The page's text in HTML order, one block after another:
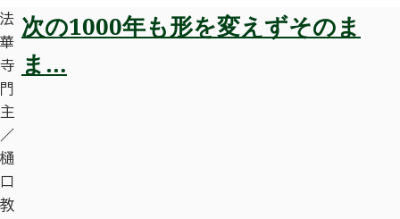
法
華
寺
門
主
／
樋
口
教
次の1000年も形を変えずそのま
ま…